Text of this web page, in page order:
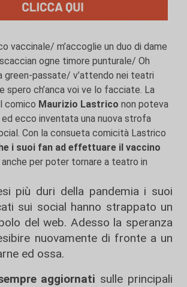
vaccinale/ m’accoglie un duo di dame
ogne timore punturale/ Oh
green-passate/ v’attendo nei teatri
spero ch’anca voi ve lo facciate. La
comico Maurizio Lastrico non poteva
ecco inventata una nuova strofa
Con la consueta comicità Lastrico
i suoi fan ad effettuare il vaccino
anche per poter tornare a teatro in
più duri della pandemia i suoi
sui social hanno strappato un
del web. Adesso la speranza
nuovamente di fronte a un
ed ossa.
aggiornati sulle principali